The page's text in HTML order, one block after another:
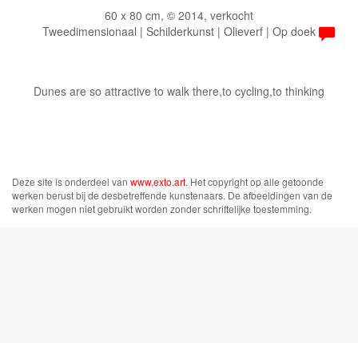
60 x 80 cm, © 2014, verkocht
Tweedimensionaal | Schilderkunst | Olieverf | Op doek
Dunes are so attractive to walk there,to cycling,to thinking
Deze site is onderdeel van www.exto.art. Het copyright op alle getoonde
werken berust bij de desbetreffende kunstenaars. De afbeeldingen van de
werken mogen niet gebruikt worden zonder schriftelijke toestemming.